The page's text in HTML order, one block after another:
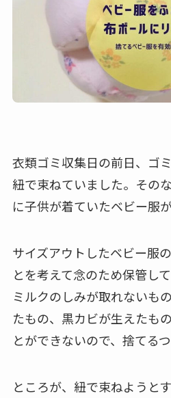
衣類ゴミ収集日の前日、ゴ
紐で束ねていました。その
に子供が着ていたベビー服
サイズアウトしたベビー服
とを考えて念のため保管し
ミルクのしみが取れないも
たもの、黒カビが生えたも
とができないので、捨てる
ところが、紐で束ねようとす